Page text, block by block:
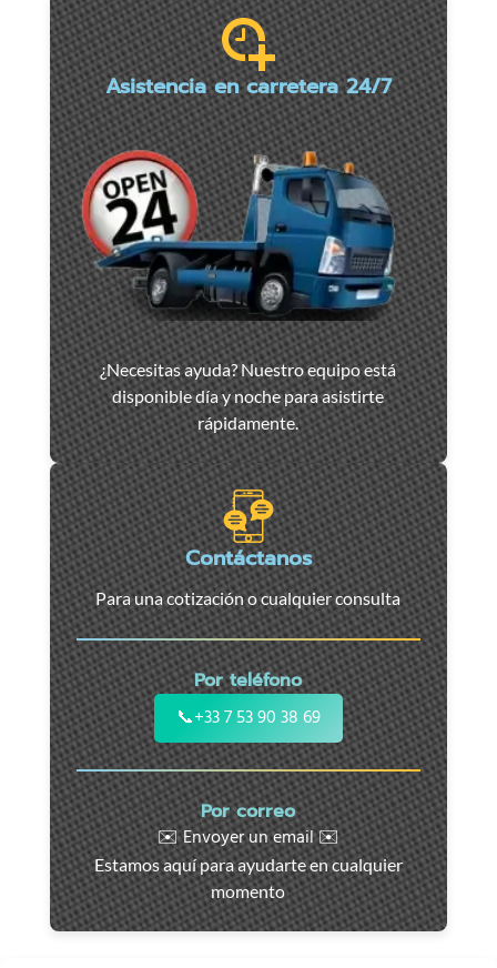
Asistencia en carretera 24/7
Asistencia
y
remolque
de
coches
en
Marsella
-
Servicio
24/7
para
coches,
motos
y
vehículos
utilitarios.
Intervención
rápida
en
toda
la
región
¿Necesitas ayuda? Nuestro equipo está
disponible día y noche para asistirte
rápidamente.
Contáctanos
Para una cotización o cualquier consulta
Por teléfono
📞+33 7 53 90 38 69
Por correo
✉️ Envoyer un email ✉️
Estamos aquí para ayudarte en cualquier
momento